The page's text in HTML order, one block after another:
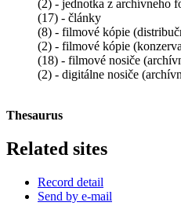
(2) - jednotka z archívneho
(17) - články
(8) - filmové kópie
(2) - filmové kópie
(18) - filmové nosiče
(2) - digitálne nosiče
Thesaurus
Related sites
Record detail
Send by e-mail